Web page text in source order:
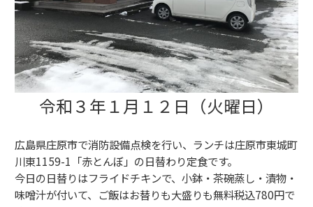
令和３年１月１２日（火曜日）
広島県庄原市で消防設備点検を行い、ランチは庄原市東城町
川東1159-1「赤とんぼ」の日替わり定食です。
今日の日替りはフライドチキンで、小鉢・茶碗蒸し・漬物・
味噌汁が付いて、ご飯はお替りも大盛りも無料税込780円で